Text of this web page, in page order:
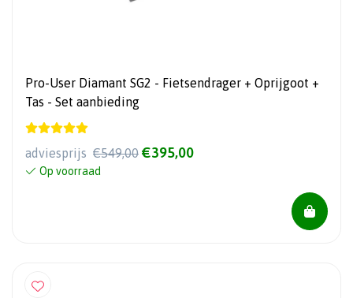
Pro-User Diamant SG2 - Fietsendrager + Oprijgoot +
Tas - Set aanbieding
adviesprijs €549,00 €395,00
Op voorraad